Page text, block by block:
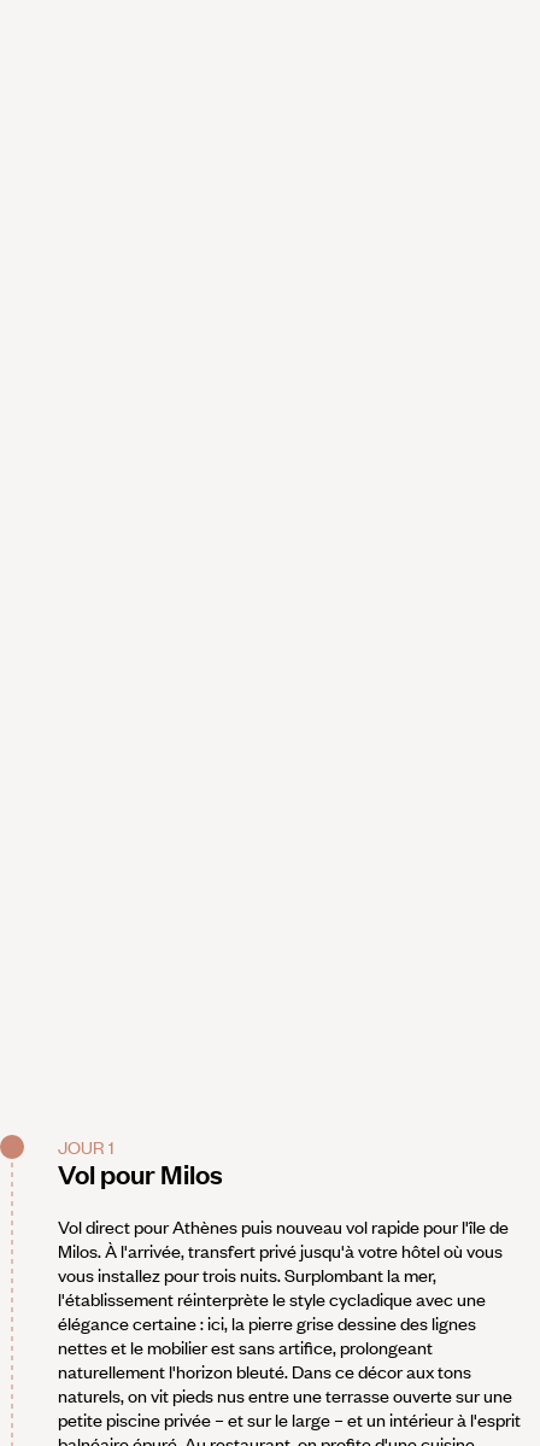
JOUR 1
Vol pour Milos
Vol direct pour Athènes puis nouveau vol rapide pour l'île de
Milos. À l'arrivée, transfert privé jusqu'à votre hôtel où vous
vous installez pour trois nuits. Surplombant la mer,
l'établissement réinterprète le style cycladique avec une
élégance certaine : ici, la pierre grise dessine des lignes
nettes et le mobilier est sans artifice, prolongeant
naturellement l'horizon bleuté. Dans ce décor aux tons
naturels, on vit pieds nus entre une terrasse ouverte sur une
petite piscine privée – et sur le large – et un intérieur à l'esprit